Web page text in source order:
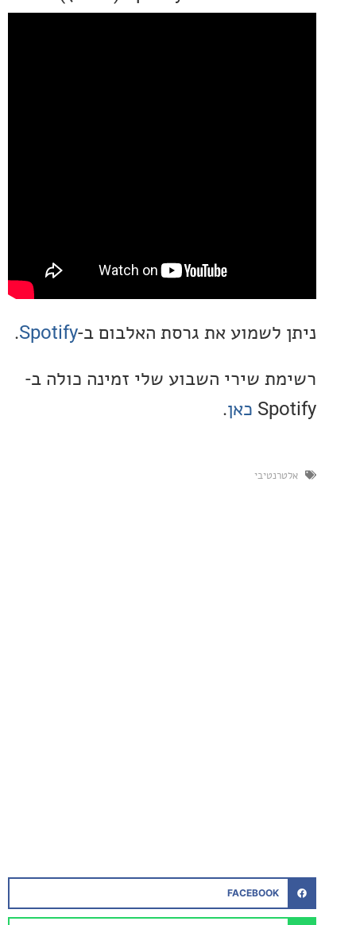
לשמוע את גרסת האלבום ב-Spotify
.
שירי השבוע שלי זמינה כולה ב-
כאן.
FACEBOOK